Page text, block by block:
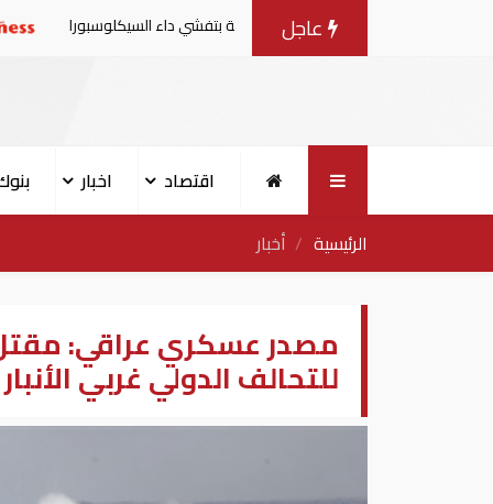
عاجل
من منتجات الخس المرتبطة بتفشي داء السيكلوسبورا
اقتصاد اخبار
الرئيسية
أخبار
مصدر عسكري عراقي:
للتحالف الدولي غربي الأنبار